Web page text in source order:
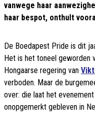
vanwege haar
haar bespot, onthult
De Boedapest Pride is dit
Het is het toneel geworden
Hongaarse regering van
verboden. Maar de
over: die laat het
onopgemerkt gebleven in